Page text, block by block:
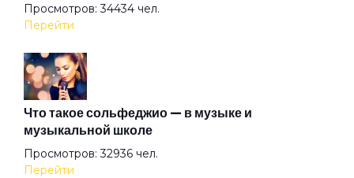
В стиле Ренуара
В шестьдесят втором году
Вальс 37-го года
Просмотров: 34434 чел.
Перейти
Что такое сольфеджио — в музыке и
музыкальной школе
Просмотров: 32936 чел.
Перейти